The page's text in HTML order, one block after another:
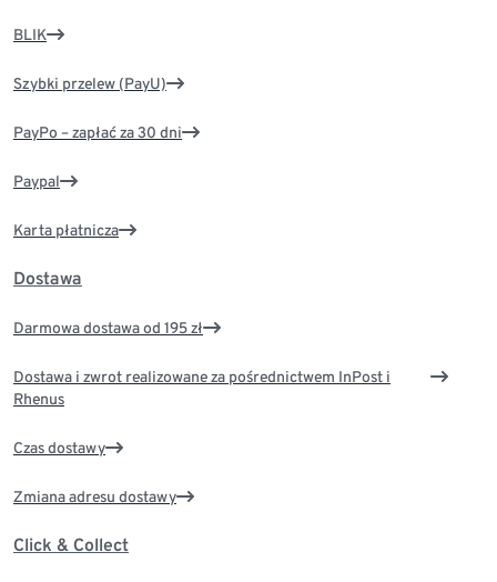
BLIK
Szybki przelew (PayU)
PayPo – zapłać za 30 dni
Paypal
Karta płatnicza
Dostawa
Darmowa dostawa od 195 zł
Dostawa i zwrot realizowane za pośrednictwem InPost i
Rhenus
Czas dostawy
Zmiana adresu dostawy
Click & Collect